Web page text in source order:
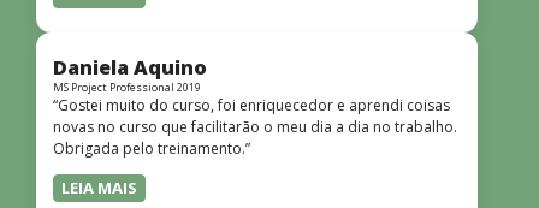
dinâmicas e envolventes. Recomendo o curso para todos
que desejam iniciar ou aprofundar seus conhecimentos em
redes!”
Daniela Aquino
MS Project Professional 2019
“Gostei muito do curso, foi enriquecedor e aprendi coisas
novas no curso que facilitarão o meu dia a dia no trabalho.
Obrigada pelo treinamento.”
LEIA MAIS